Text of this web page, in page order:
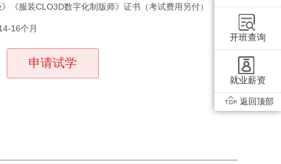
》《服装CLO3D数字化制版师》证书（考试费用另付）
16个月
申请试学
开班查询
就业薪资
返回顶部